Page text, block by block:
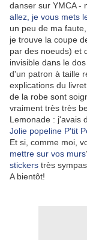
danser sur YMCA -
allez, je vous mets
un peu de ma
je trouve la coupe
par des noeuds) et
invisible dans le
d'un patron à taille
explications du
de la robe sont
vraiment très très
Lemonade : j'avais
Jolie popeline P'tit
Et si, comme moi,
mettre sur vos murs
stickers très
A bientôt!